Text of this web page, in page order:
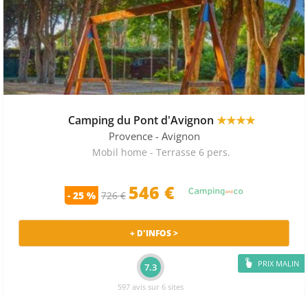
Camping du Pont d'Avignon ★★★★
Provence - Avignon
Mobil home - Terrasse 6 pers.
- 25 % 726 € 546 €
PRIX MALIN
+ D'INFOS >
7.3
597 avis sur 6 sites